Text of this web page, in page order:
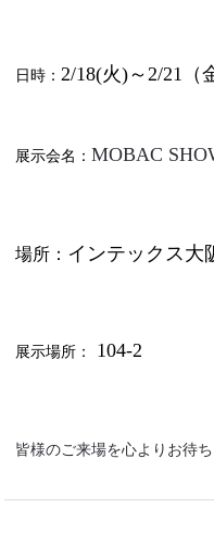
日時：2/18(火)～2/21（
展示会名：MOBAC
場所： インテックス大
展示場所： 104-2
皆様のご来場を心よりお待ち